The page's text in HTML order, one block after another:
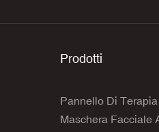
Prodotti
Pannello Di
Maschera Facciale